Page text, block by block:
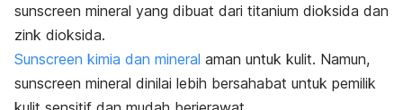
sunscreen mineral yang dibuat dari titanium dioksida dan
zink dioksida.
Sunscreen kimia dan mineral aman untuk kulit. Namun,
sunscreen mineral dinilai lebih bersahabat untuk pemilik